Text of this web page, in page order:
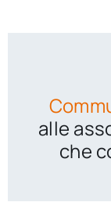
Chi siamo
alle
che